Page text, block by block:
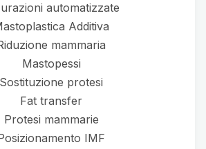
automatizzate
Additiva
mammaria
Mastopessi
Sostituzione protesi
Fat transfer
Protesi mammarie
IMF